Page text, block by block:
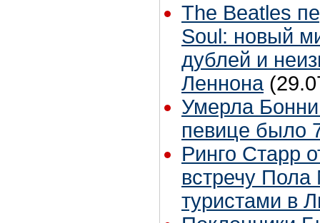
The Beatles
Soul: новый
дублей и
Леннона
Умерла
певице было
Ринго Старр
встречу Пола
туристами в